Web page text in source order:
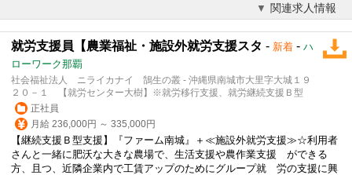
関連求人情報
就労支援員【農業福祉・施設外就労支援スタ - 新着 - ハ
ローワーク那覇
社会福祉法人 ニライカナイ 鵠生の叢 - 沖縄県南城市大里字大城１９
２０－１ 【就労センター大樹】※就労移行支援、就労継続支援Ｂ型
正社員
月給 236,000円 ～ 335,000円
【継続支援Ｂ型支援】『ファーム南城』＋≪施設外就労支援≫☆利用者
さんと一緒に肥沃な大きな農場で、生活支援や農作業支援 ができる
方、且つ、近隣企業内で工賃アップのためにグループ就 労の支援に興